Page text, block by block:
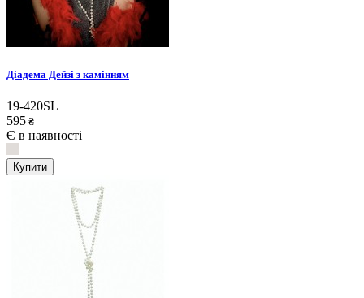
Діадема Дейзі з камінням
19-420SL
595 ₴
Є в наявності
Купити